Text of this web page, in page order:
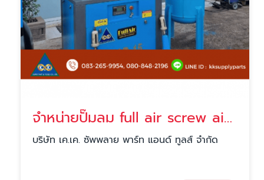
จำหน่ายปั๊มลม full air screw air compressor
บริษัท เค.เค. ซัพพลาย พาร์ท แอนด์ ทูลส์ จำกัด